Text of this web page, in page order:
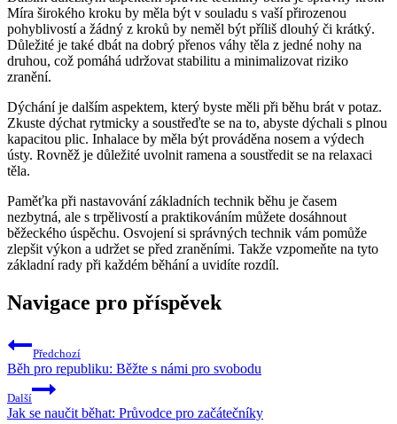
Míra širokého kroku by měla být v souladu s vaší přirozenou
pohyblivostí a žádný z kroků by neměl být příliš dlouhý či krátký.
Důležité je také dbát na dobrý přenos váhy těla z jedné nohy na
druhou, což pomáhá udržovat stabilitu a minimalizovat riziko
zranění.
Dýchání je dalším aspektem, který byste měli při běhu brát v potaz.
Zkuste dýchat rytmicky a soustřeďte se na to, abyste dýchali s plnou
kapacitou plic. Inhalace by měla být prováděna nosem a výdech
ústy. Rovněž je důležité uvolnit ramena a soustředit se na relaxaci
těla.
Paměťka při nastavování základních technik běhu je časem
nezbytná, ale s trpělivostí a praktikováním můžete dosáhnout
běžeckého úspěchu. Osvojení si správných technik vám pomůže
zlepšit výkon a udržet se před zraněními. Takže vzpomeňte na tyto
základní rady při každém běhání a uvidíte rozdíl.
Navigace pro příspěvek
Předchozí
Běh pro republiku: Běžte s námi pro svobodu
Další
Jak se naučit běhat: Průvodce pro začátečníky